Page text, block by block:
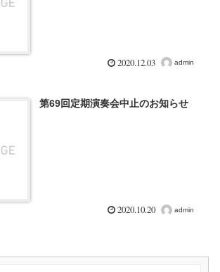
2020.12.03 admin
第69回定期演奏会中止のお知らせ
2020.10.20 admin